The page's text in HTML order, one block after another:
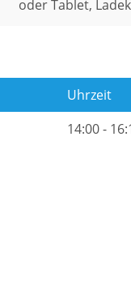
oder Tablet,
Uhrzeit
14:00 -